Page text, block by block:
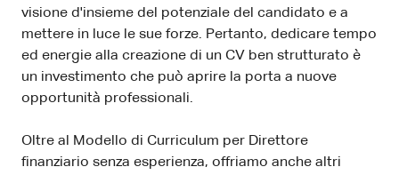
visione d'insieme del potenziale del candidato e a
mettere in luce le sue forze. Pertanto, dedicare tempo
ed energie alla creazione di un CV ben strutturato è
un investimento che può aprire la porta a nuove
opportunità professionali.
Oltre al Modello di Curriculum per Direttore
finanziario senza esperienza, offriamo anche altri